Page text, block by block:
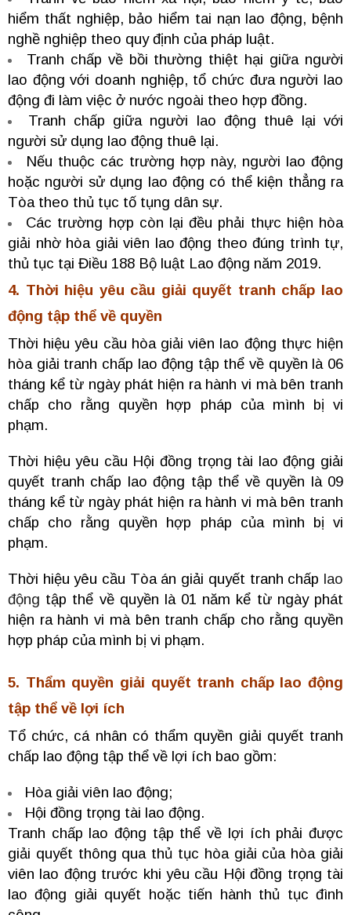
hiểm thất nghiệp, bảo hiểm tai nạn lao động, bệnh
nghề nghiệp theo quy định của pháp luật.
Tranh chấp về bồi thường thiệt hại giữa người
lao động với doanh nghiệp, tổ chức đưa người lao
động đi làm việc ở nước ngoài theo hợp đồng.
Tranh chấp giữa người lao động thuê lại với
người sử dụng lao động thuê lại.
Nếu thuộc các trường hợp này, người lao động
hoặc người sử dụng lao động có thể kiện thẳng ra
Tòa theo thủ tục tố tụng dân sự.
Các trường hợp còn lại đều phải thực hiện hòa
giải nhờ hòa giải viên lao động theo đúng trình tự,
thủ tục tại Điều 188 Bộ luật Lao động năm 2019.
4. Thời hiệu yêu cầu giải quyết tranh chấp lao
động tập thể về quyền
Thời hiệu yêu cầu hòa giải viên lao động thực hiện
hòa giải tranh chấp lao động tập thể về quyền là 06
tháng kể từ ngày phát hiện ra hành vi mà bên tranh
chấp cho rằng quyền hợp pháp của mình bị vi
phạm.
Thời hiệu yêu cầu Hội đồng trọng tài lao động giải
quyết tranh chấp lao động tập thể về quyền là 09
tháng kể từ ngày phát hiện ra hành vi mà bên tranh
chấp cho rằng quyền hợp pháp của mình bị vi
phạm.
Thời hiệu yêu cầu Tòa án giải quyết tranh chấp lao
động tập thể về quyền là 01 năm kể từ ngày phát
hiện ra hành vi mà bên tranh chấp cho rằng quyền
hợp pháp của mình bị vi phạm.
5. Thẩm quyền giải quyết tranh chấp lao động
tập thể về lợi ích
Tổ chức, cá nhân có thẩm quyền giải quyết tranh
chấp lao động tập thể về lợi ích bao gồm:
Hòa giải viên lao động;
Hội đồng trọng tài lao động.
Tranh chấp lao động tập thể về lợi ích phải được
giải quyết thông qua thủ tục hòa giải của hòa giải
viên lao động trước khi yêu cầu Hội đồng trọng tài
lao động giải quyết hoặc tiến hành thủ tục đình